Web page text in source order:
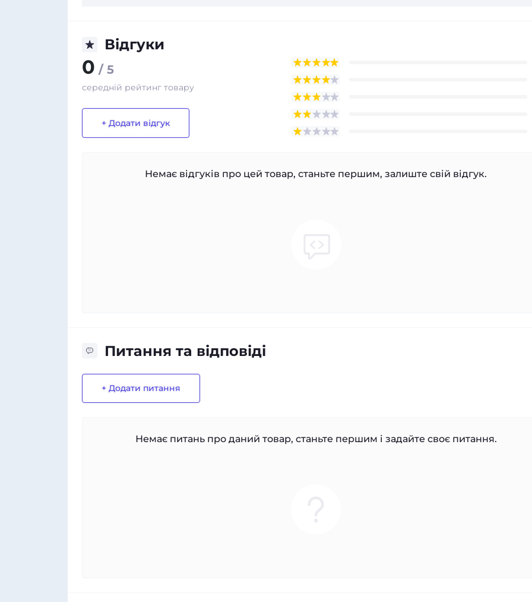
Відгуки
0 / 5
середній рейтинг товару
+ Додати відгук
Немає відгуків про цей товар, станьте першим, залиште свій відгук.
Питання та відповіді
+ Додати питання
Немає питань про даний товар, станьте першим і задайте своє питання.